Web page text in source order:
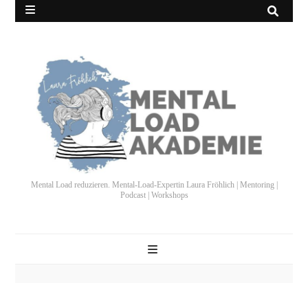
Mental Load reduzieren. Mental-Load-Expertin Laura Fröhlich | Mentoring |
Podcast | Workshops